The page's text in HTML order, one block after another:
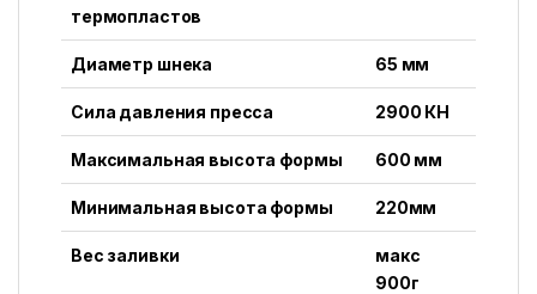
термопластов
Диаметр шнека 65 мм
Сила давления пресса 2900 КН
Максимальная высота формы 600 мм
Минимальная высота формы 220мм
Вес заливки
макс
900г